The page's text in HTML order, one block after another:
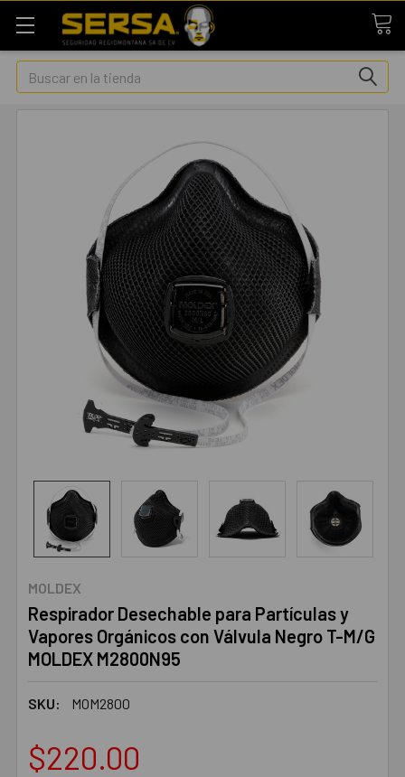
Buscar
MOLDEX
Respirador Desechable para Partículas y
Vapores Orgánicos con Válvula Negro T-M/G
MOLDEX M2800N95
SKU: MOM2800
$220.00